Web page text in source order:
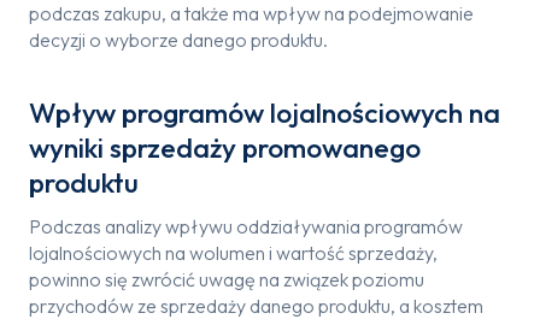
podczas zakupu, a także ma wpływ na podejmowanie
decyzji o wyborze danego produktu.
Wpływ programów lojalnościowych na
wyniki sprzedaży promowanego
produktu
Podczas analizy wpływu oddziaływania programów
lojalnościowych na wolumen i wartość sprzedaży,
powinno się zwrócić uwagę na związek poziomu
przychodów ze sprzedaży danego produktu, a kosztem